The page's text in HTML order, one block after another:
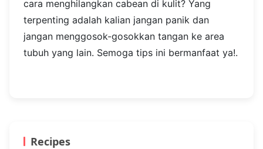
cara menghilangkan cabean di kulit? Yang
terpenting adalah kalian jangan panik dan
jangan menggosok-gosokkan tangan ke area
tubuh yang lain. Semoga tips ini bermanfaat ya!.
Recipes